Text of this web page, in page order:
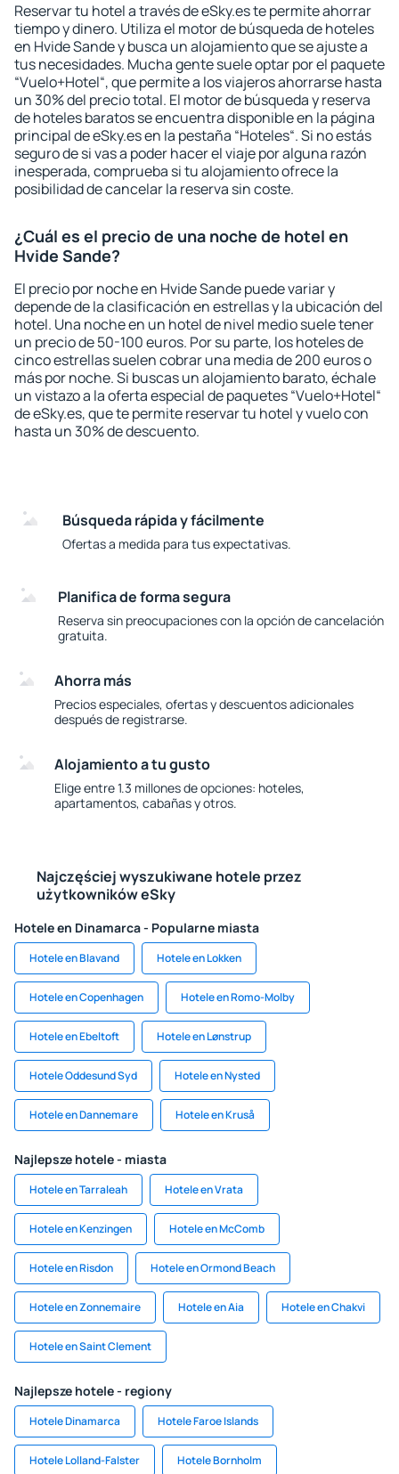
Reservar tu hotel a través de eSky.es te permite ahorrar
tiempo y dinero. Utiliza el motor de búsqueda de hoteles
en Hvide Sande y busca un alojamiento que se ajuste a
tus necesidades. Mucha gente suele optar por el paquete
“Vuelo+Hotel“, que permite a los viajeros ahorrarse hasta
un 30% del precio total. El motor de búsqueda y reserva
de hoteles baratos se encuentra disponible en la página
principal de eSky.es en la pestaña “Hoteles“. Si no estás
seguro de si vas a poder hacer el viaje por alguna razón
inesperada, comprueba si tu alojamiento ofrece la
posibilidad de cancelar la reserva sin coste.
¿Cuál es el precio de una noche de hotel en
Hvide Sande?
El precio por noche en Hvide Sande puede variar y
depende de la clasificación en estrellas y la ubicación del
hotel. Una noche en un hotel de nivel medio suele tener
un precio de 50-100 euros. Por su parte, los hoteles de
cinco estrellas suelen cobrar una media de 200 euros o
más por noche. Si buscas un alojamiento barato, échale
un vistazo a la oferta especial de paquetes “Vuelo+Hotel“
de eSky.es, que te permite reservar tu hotel y vuelo con
hasta un 30% de descuento.
Búsqueda rápida y fácilmente
Ofertas a medida para tus expectativas.
Planifica de forma segura
Reserva sin preocupaciones con la opción de cancelación
gratuita.
Ahorra más
Precios especiales, ofertas y descuentos adicionales
después de registrarse.
Alojamiento a tu gusto
Elige entre 1.3 millones de opciones: hoteles,
apartamentos, cabañas y otros.
Najczęściej wyszukiwane hotele przez
użytkowników eSky
Hotele en Dinamarca - Popularne miasta
Hotele en Blavand Hotele en Lokken
Hotele en Copenhagen Hotele en Romo-Molby
Hotele en Ebeltoft Hotele en Lønstrup
Hotele Oddesund Syd Hotele en Nysted
Hotele en Dannemare Hotele en Kruså
Najlepsze hotele - miasta
Hotele en Tarraleah Hotele en Vrata
Hotele en Kenzingen Hotele en McComb
Hotele en Risdon Hotele en Ormond Beach
Hotele en Zonnemaire Hotele en Aia Hotele en Chakvi
Hotele en Saint Clement
Najlepsze hotele - regiony
Hotele Dinamarca Hotele Faroe Islands
Hotele Lolland-Falster Hotele Bornholm